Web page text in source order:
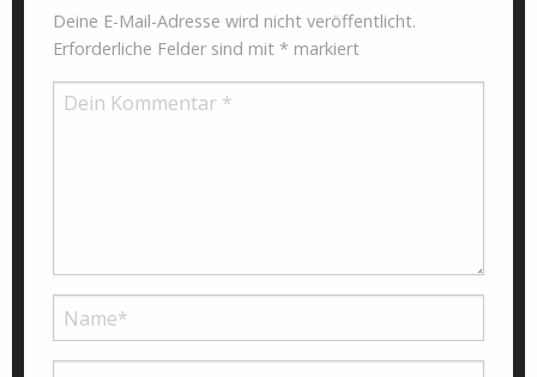
Deine E-Mail-Adresse wird nicht veröffentlicht.
Erforderliche Felder sind mit * markiert